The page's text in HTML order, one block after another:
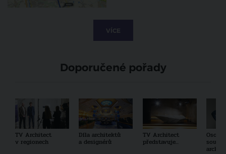
VÍCE
Doporučené pořady
TV Architect
v regionech
Díla architektů
a designérů
TV Architect
představuje...